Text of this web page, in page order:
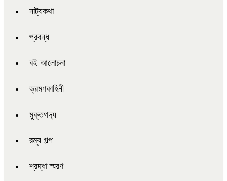
নাট্যকথা
প্রবন্ধ
বই আলোচনা
ভ্রমণকাহিনী
মুক্তগদ্য
রম্য গল্প
শ্রদ্ধা স্মরণ